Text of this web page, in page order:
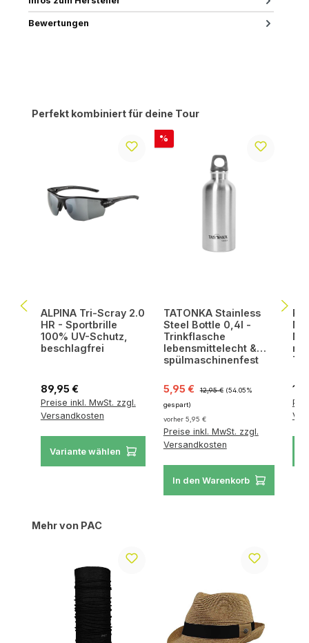
Bewertungen
Produktgalerie überspringen
Perfekt kombiniert für deine Tour
ALPINA Tri-Scray 2.0
HR - Sportbrille
100% UV-Schutz,
beschlagfrei
Regulärer Preis:
89,95 €
Preise inkl. MwSt. zzgl.
Versandkosten
Variante wählen
Rabatt
%
TATONKA Stainless
Steel Bottle 0,4l -
Trinkflasche
lebensmittelecht &
spülmaschinenfest
Verkaufspreis:
5,95 € 12,95 € (54.05%
gespart)
vorher 5,95 €
Preise inkl. MwSt. zzgl.
Versandkosten
In den Warenkorb
Produktgalerie überspringen
Mehr von PAC